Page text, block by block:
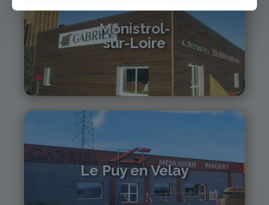
Monistrol-
sur-Loire
monistrol@gabriel-sa.fr
Le Puy en Velay